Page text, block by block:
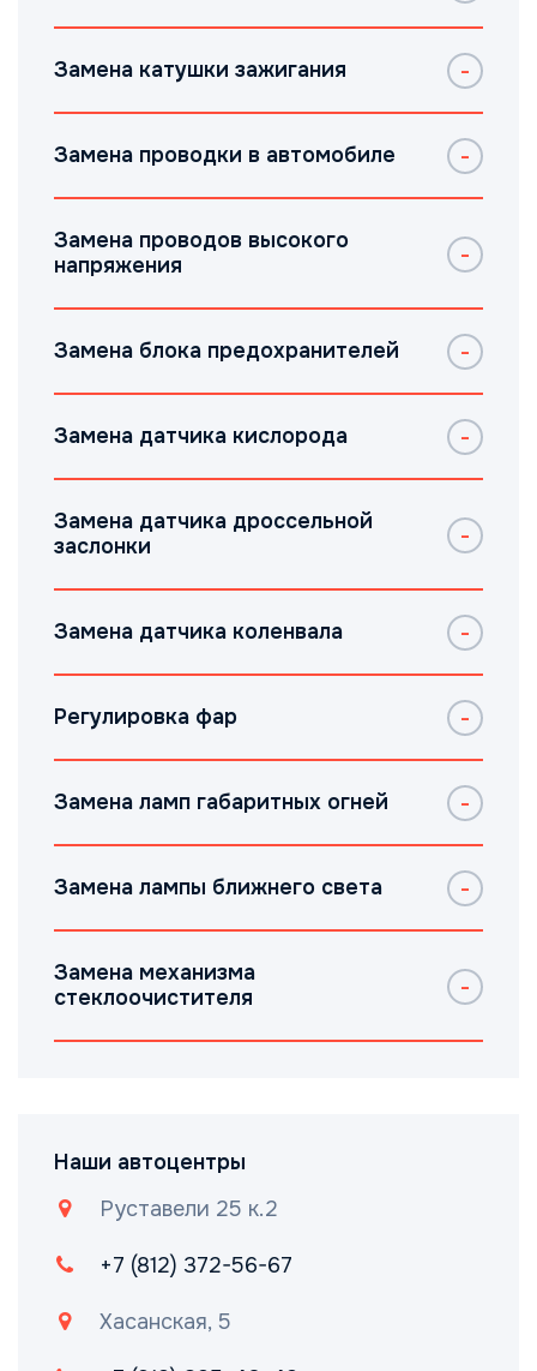
Замена катушки зажигания
Замена проводки в автомобиле
Замена проводов высокого
напряжения
Замена блока предохранителей
Замена датчика кислорода
Замена датчика дроссельной
заслонки
Замена датчика коленвала
Регулировка фар
Замена ламп габаритных огней
Замена лампы ближнего света
Замена механизма
стеклоочистителя
Наши автоцентры
Руставели 25 к.2
+7 (812) 372-56-67
Хасанская, 5